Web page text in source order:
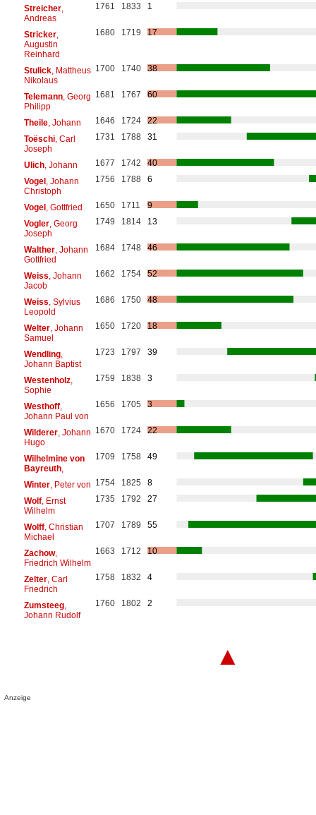
Streicher,
Andreas
1761 1833 1
Stricker,
Augustin
Reinhard
1680 1719 17
Stulick, Mattheus
Nikolaus
1700 1740 38
Telemann, Georg
Philipp
1681 1767 60
Theile, Johann 1646 1724
22
Toëschi, Carl
Joseph
1731 1788 31
Ulich, Johann 1677 1742
40
Vogel, Johann
Christoph
1756 1788 6
Vogel, Gottfried 1650 1711
9
Vogler, Georg
Joseph
1749 1814 13
Walther, Johann
Gottfried
1684 1748 46
Weiss , Johann
Jacob
1662 1754 52
Weiss , Sylvius
Leopold
1686 1750 48
Welter, Johann
Samuel
1650 1720 18
Wendling,
Johann Baptist
1723 1797 39
Westenholz,
Sophie
1759 1838 3
Westhoff,
Johann Paul von
1656 1705 3
Wilderer, Johann
Hugo
1670 1724 22
Wilhelmine von
Bayreuth,
1709 1758 49
Winter, Peter von 1754 1825
8
Wolf, Ernst
Wilhelm
1735 1792 27
Wolff, Christian
Michael
1707 1789 55
Zachow,
Friedrich Wilhelm
1663 1712 10
Zelter, Carl
Friedrich
1758 1832 4
Zumsteeg,
Johann Rudolf
1760 1802 2
▲
Anzeige